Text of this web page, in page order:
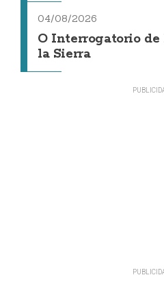
04/08/2026
O Interrogatorio de
la Sierra